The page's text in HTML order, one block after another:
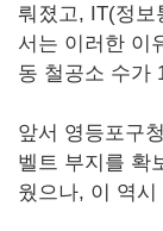
뤄졌고, IT(정보
서는 이러한 이
동 철공소 수가
앞서 영등포구
벨트 부지를 확
웠으나, 이 역